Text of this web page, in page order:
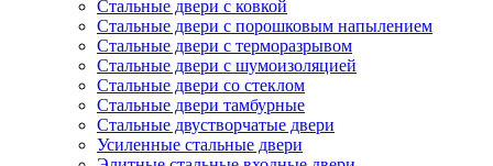
Стальные двери с ковкой
Стальные двери с порошковым напылением
Стальные двери с терморазрывом
Стальные двери с шумоизоляцией
Стальные двери со стеклом
Стальные двери тамбурные
Стальные двустворчатые двери
Усиленные стальные двери